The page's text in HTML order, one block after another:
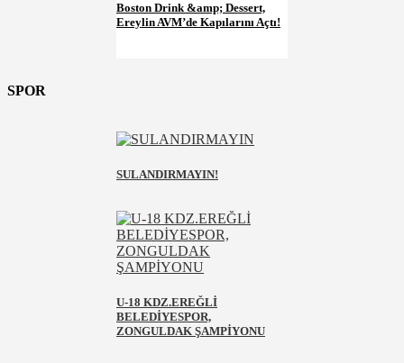
Boston Drink &amp; Dessert,
Ereylin AVM’de Kapılarını Açtı!
SPOR
SULANDIRMAYIN!
U-18 KDZ.EREĞLİ
BELEDİYESPOR,
ZONGULDAK ŞAMPİYONU